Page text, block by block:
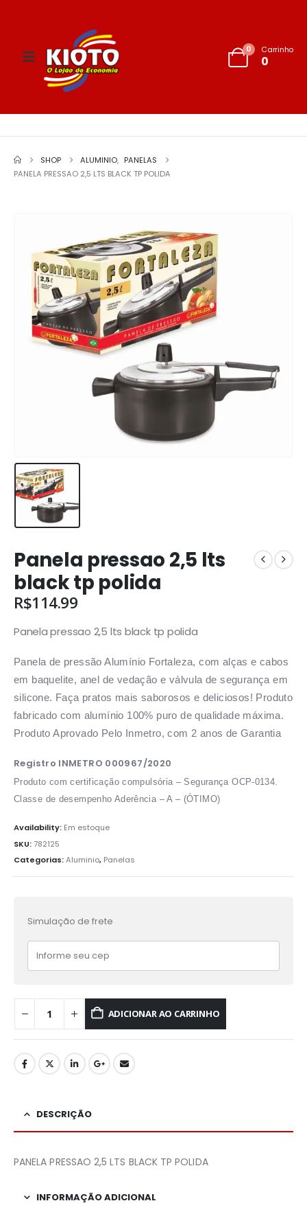
0 Carrinho
0
SHOP ALUMINIO, PANELAS
PANELA PRESSAO 2,5 LTS BLACK TP POLIDA
Panela pressao 2,5 lts
black tp polida
R$114.99
Panela pressao 2,5 lts black tp polida
Panela de pressão Alumínio Fortaleza, com alças e cabos
em baquelite, anel de vedação e válvula de segurança em
silicone. Faça pratos mais saborosos e deliciosos! Produto
fabricado com alumínio 100% puro de qualidade máxima.
Produto Aprovado Pelo Inmetro, com 2 anos de Garantia
Registro INMETRO 000967/2020
Produto com certificação compulsória – Segurança OCP-0134.
Classe de desempenho Aderência – A – (ÓTIMO)
Availability: Em estoque
SKU:782125
Categorias:Aluminio, Panelas
Simulação de frete
ADICIONAR AO CARRINHO
DESCRIÇÃO
PANELA PRESSAO 2,5 LTS BLACK TP POLIDA
INFORMAÇÃO ADICIONAL